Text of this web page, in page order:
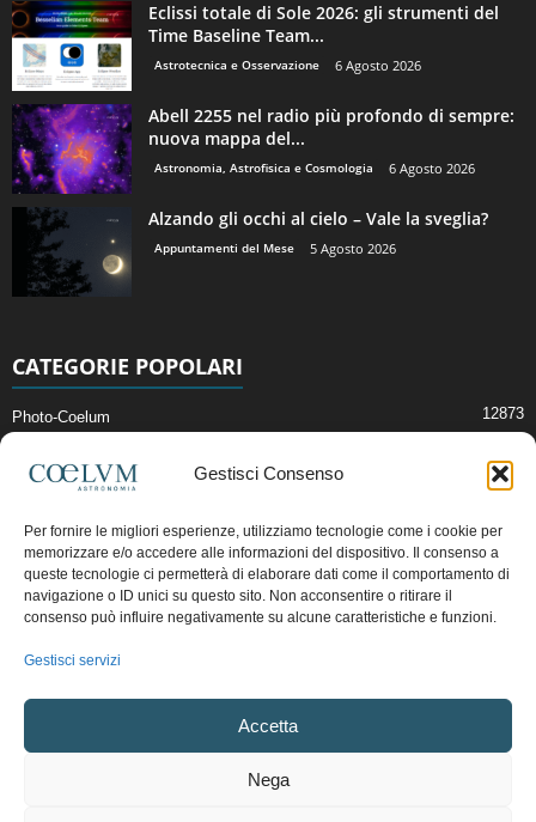
Gestisci Consenso
Per fornire le migliori esperienze, utilizziamo tecnologie come i cookie per
memorizzare e/o accedere alle informazioni del dispositivo. Il consenso a
queste tecnologie ci permetterà di elaborare dati come il comportamento di
navigazione o ID unici su questo sito. Non acconsentire o ritirare il
consenso può influire negativamente su alcune caratteristiche e funzioni.
Gestisci servizi
Accetta
Nega
Eclissi totale di Sole 2026: gli strumenti del
Time Baseline Team...
Astrotecnica e Osservazione 6 Agosto 2026
Abell 2255 nel radio più profondo di sempre:
nuova mappa del...
Astronomia, Astrofisica e Cosmologia 6 Agosto 2026
Alzando gli occhi al cielo – Vale la sveglia?
Appuntamenti del Mese 5 Agosto 2026
CATEGORIE POPOLARI
Photo-Coelum 12873
News di Astronomia 2409
Cielo del Mese
Astronomia, Astrofisica e Cosmologia
Articoli e Risorse On-Line
Copyright © 1997 - 2024 vietata la riproduzione.